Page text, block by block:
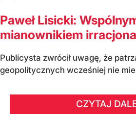
Paweł Lisicki:
mianownikiem
Publicysta zwrócił uwagę, że
geopolitycznych wcześniej nie
CZYTAJ